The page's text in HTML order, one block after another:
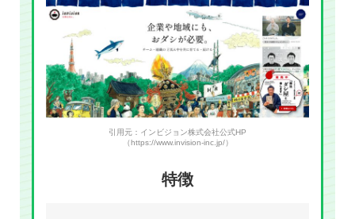
引用元：インビジョン株式会社公式HP
（https://www.invision-inc.jp/）
特徴